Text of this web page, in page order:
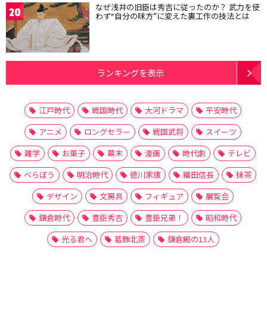
20 なぜ浅井の旧臣は秀吉に従ったのか？ 武力を使
わず“自分の味方”に変えた裏工作の技法とは
ランキングを表示
江戸時代 戦国時代 大河ドラマ
平安時代
アニメ
ロングセラー 戦国武将
スイーツ
雑学
お菓子 幕末 漫画 時代劇
テレビ
べらぼう
明治時代 徳川家康 織田信長
抹茶
デザイン
文房具 フィギュア
展覧会
鎌倉時代
豊臣秀吉 豊臣兄弟！
昭和時代
光る君へ
葛飾北斎 鎌倉殿の13人